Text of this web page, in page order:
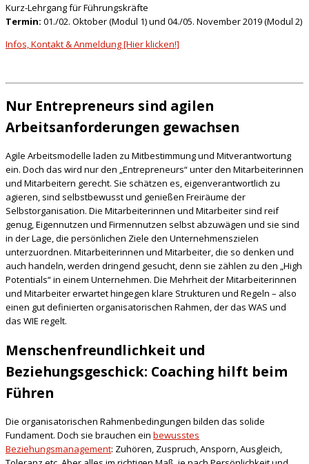
Kurz-Lehrgang für Führungskräfte
Termin: 01./02. Oktober (Modul 1) und 04./05. November 2019 (Modul 2)
Infos, Kontakt & Anmeldung [Hier klicken!]
Nur Entrepreneurs sind agilen
Arbeitsanforderungen gewachsen
Agile Arbeitsmodelle laden zu Mitbestimmung und Mitverantwortung
ein. Doch das wird nur den „Entrepreneurs“ unter den Mitarbeiterinnen
und Mitarbeitern gerecht. Sie schätzen es, eigenverantwortlich zu
agieren, sind selbstbewusst und genießen Freiräume der
Selbstorganisation. Die Mitarbeiterinnen und Mitarbeiter sind reif
genug, Eigennutzen und Firmennutzen selbst abzuwägen und sie sind
in der Lage, die persönlichen Ziele den Unternehmenszielen
unterzuordnen. Mitarbeiterinnen und Mitarbeiter, die so denken und
auch handeln, werden dringend gesucht, denn sie zählen zu den „High
Potentials“ in einem Unternehmen. Die Mehrheit der Mitarbeiterinnen
und Mitarbeiter erwartet hingegen klare Strukturen und Regeln – also
einen gut definierten organisatorischen Rahmen, der das WAS und
das WIE regelt.
Menschenfreundlichkeit und
Beziehungsgeschick: Coaching hilft beim
Führen
Die organisatorischen Rahmenbedingungen bilden das solide
Fundament. Doch sie brauchen ein bewusstes
Beziehungsmanagement: Zuhören, Zuspruch, Ansporn, Ausgleich,